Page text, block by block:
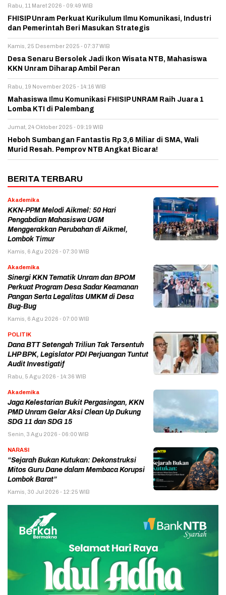
Rabu, 11 Maret 2026 - 09:49 WIB
FHISIP Unram Perkuat Kurikulum Ilmu Komunikasi, Industri
dan Pemerintah Beri Masukan Strategis
Kamis, 25 Desember 2025 - 07:37 WIB
Desa Senaru Bersolek Jadi Ikon Wisata NTB, Mahasiswa
KKN Unram Diharap Ambil Peran
Rabu, 19 November 2025 - 14:16 WIB
Mahasiswa Ilmu Komunikasi FHISIP UNRAM Raih Juara 1
Lomba KTI di Palembang
Jumat, 24 Oktober 2025 - 09:19 WIB
Heboh Sumbangan Fantastis Rp 3,6 Miliar di SMA, Wali
Murid Resah. Pemprov NTB Angkat Bicara!
BERITA TERBARU
Akademika
KKN-PPM Melodi Aikmel: 50 Hari
Pengabdian Mahasiswa UGM
Menggerakkan Perubahan di Aikmel,
Lombok Timur
Kamis, 6 Agu 2026 - 07:30 WIB
Akademika
Sinergi KKN Tematik Unram dan BPOM
Perkuat Program Desa Sadar Keamanan
Pangan Serta Legalitas UMKM di Desa
Bug-Bug
Kamis, 6 Agu 2026 - 07:00 WIB
POLITIK
Dana BTT Setengah Triliun Tak Tersentuh
LHP BPK, Legislator PDI Perjuangan Tuntut
Audit Investigatif
Rabu, 5 Agu 2026 - 14:36 WIB
Akademika
Jaga Kelestarian Bukit Pergasingan, KKN
PMD Unram Gelar Aksi Clean Up Dukung
SDG 11 dan SDG 15
Senin, 3 Agu 2026 - 06:00 WIB
NARASI
“Sejarah Bukan Kutukan: Dekonstruksi
Mitos Guru Dane dalam Membaca Korupsi
Lombok Barat”
Kamis, 30 Jul 2026 - 12:25 WIB